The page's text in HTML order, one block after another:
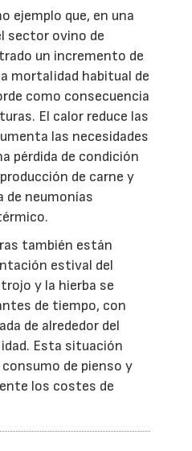
ejemplo que, en una
sector ovino de
un incremento de
mortalidad habitual de
como consecuencia
El calor reduce las
las necesidades
pérdida de condición
de carne y
de neumonías
también están
estival del
y la hierba se
de tiempo, con
de alrededor del
Esta situación
de pienso y
los costes de